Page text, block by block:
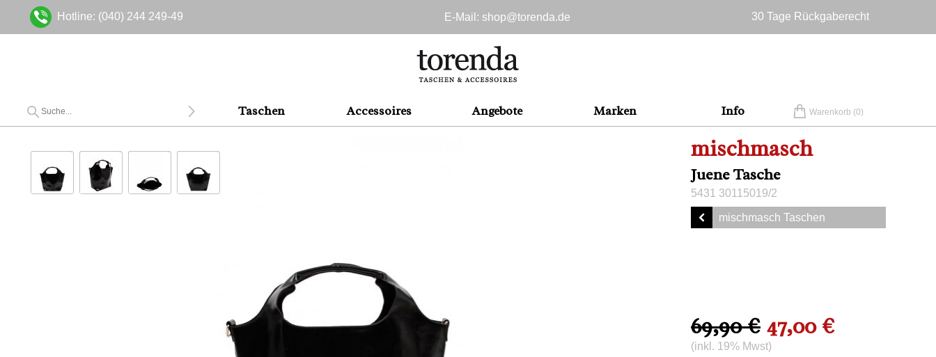
Hotline: (040) 244 249-49 E-Mail: shop@torenda.de
30 Tage Rückgaberecht
Taschen Accessoires Angebote Marken Info Warenkorb (0)
mischmasch
Juene Tasche
5431 30115019/2
mischmasch Taschen
69,90 € 47,00 €
(inkl. 19% Mwst)